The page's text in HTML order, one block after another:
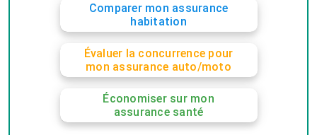
Comparer mon assurance
habitation
Évaluer la concurrence pour
mon assurance auto/moto
Économiser sur mon
assurance santé